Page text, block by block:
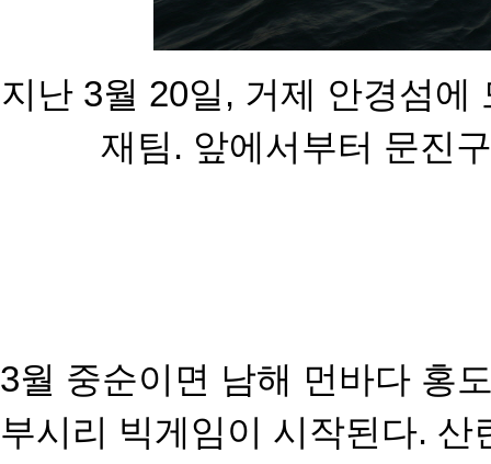
지난 3월 20일, 거제 안경섬
재팀. 앞에서부터 문진
3월 중순이면 남해 먼바다 홍
부시리 빅게임이 시작된다. 산